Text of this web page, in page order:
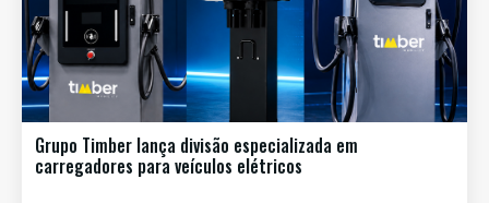
Grupo Timber lança divisão especializada em
carregadores para veículos elétricos